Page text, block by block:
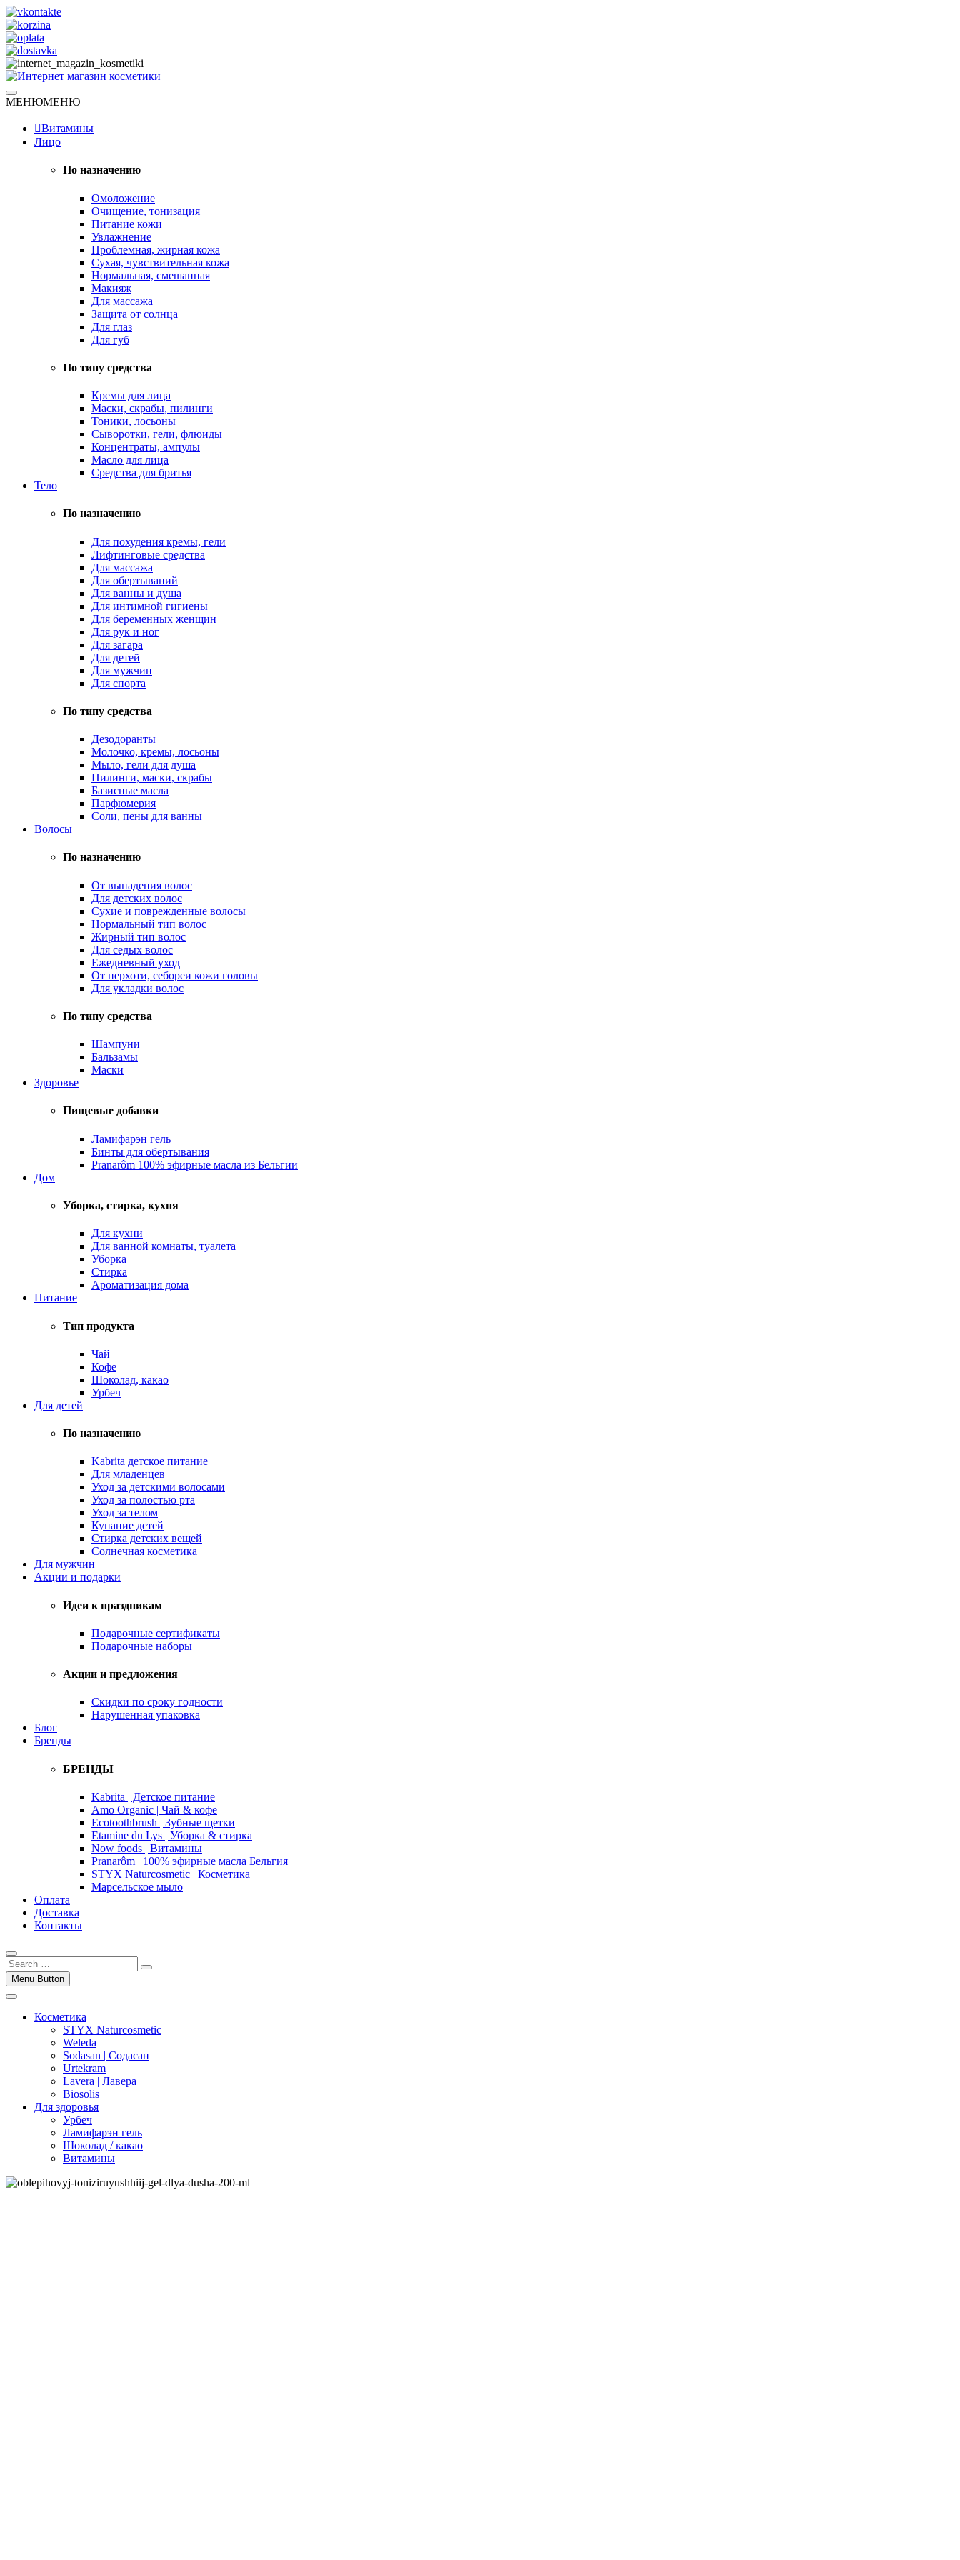
Skip
to
content
Интернет магазин косметики
Натуральная косметика
МЕНЮМЕНЮ
Витамины
Лицо
По назначению
Омоложение
Очищение, тонизация
Питание кожи
Увлажнение
Проблемная, жирная кожа
Сухая, чувствительная кожа
Нормальная, смешанная
Макияж
Для массажа
Защита от солнца
Для глаз
Для губ
По типу средства
Кремы для лица
Маски, скрабы, пилинги
Тоники, лосьоны
Сыворотки, гели, флюиды
Концентраты, ампулы
Масло для лица
Средства для бритья
Тело
По назначению
Для похудения кремы, гели
Лифтинговые средства
Для массажа
Для обертываний
Для ванны и душа
Для интимной гигиены
Для беременных женщин
Для рук и ног
Для загара
Для детей
Для мужчин
Для спорта
По типу средства
Дезодоранты
Молочко, кремы, лосьоны
Мыло, гели для душа
Пилинги, маски, скрабы
Базисные масла
Парфюмерия
Соли, пены для ванны
Волосы
По назначению
От выпадения волос
Для детских волос
Сухие и поврежденные волосы
Нормальный тип волос
Жирный тип волос
Для седых волос
Ежедневный уход
От перхоти, себореи кожи головы
Для укладки волос
По типу средства
Шампуни
Бальзамы
Маски
Здоровье
Пищевые добавки
Ламифарэн гель
Бинты для обертывания
Pranarôm 100% эфирные масла из Бельгии
Дом
Уборка, стирка, кухня
Для кухни
Для ванной комнаты, туалета
Уборка
Стирка
Ароматизация дома
Питание
Тип продукта
Чай
Кофе
Шоколад, какао
Урбеч
Для детей
По назначению
Kabrita детское питание
Для младенцев
Уход за детскими волосами
Уход за полостью рта
Уход за телом
Купание детей
Стирка детских вещей
Солнечная косметика
Для мужчин
Акции и подарки
Идеи к праздникам
Подарочные сертификаты
Подарочные наборы
Акции и предложения
Скидки по сроку годности
Нарушенная упаковка
Блог
Бренды
БРЕНДЫ
Kabrita | Детское питание
Amo Organic | Чай & кофе
Ecotoothbrush | Зубные щетки
Etamine du Lys | Уборка & стирка
Now foods | Витамины
Pranarôm | 100% эфирные масла Бельгия
STYX Naturcosmetic | Косметика
Марсельское мыло
Оплата
Доставка
Контакты
Menu Button
Косметика
STYX Naturcosmetic
Weleda
Sodasan | Содасан
Urtekram
Lavera | Лавера
Biosolis
Для здоровья
Урбеч
Ламифарэн гель
Шоколад / какао
Витамины